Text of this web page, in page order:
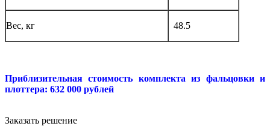
Вес, кг 48.5
Приблизительная стоимость комплекта из фальцовки и
плоттера: 632 000 рублей
Заказать решение